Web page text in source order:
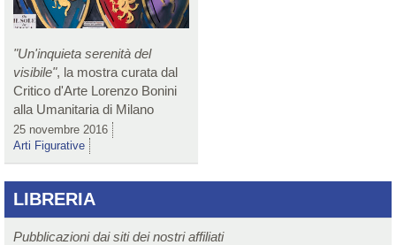
"Un'inquieta serenità del
visibile", la mostra curata dal
Critico d'Arte Lorenzo Bonini
alla Umanitaria di Milano
25 novembre 2016
Arti Figurative
LIBRERIA
Pubblicazioni dai siti dei nostri affiliati